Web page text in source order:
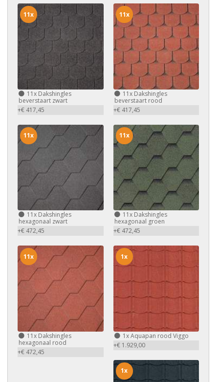
11x Dakshingles
beverstaart zwart
+€ 417,45
11x
11xDakshingles
beverstaart rood
+€ 417,45
11x
11x Dakshingles
hexagonaal zwart
+€ 472,45
11x
11xDakshingles
hexagonaal groen
+€ 472,45
11x
11x Dakshingles
hexagonaal rood
+€ 472,45
11x
1xAquapan rood Viggo
+€ 1.929,00
1x
1x